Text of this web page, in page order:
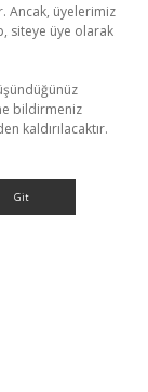
Ancak, üyelerimiz
siteye üye olarak
bildirmeniz
kaldırılacaktır.